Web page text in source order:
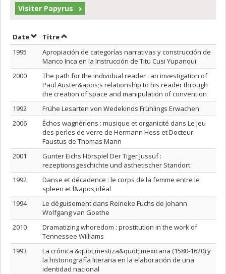
Visiter Papyrus
DateTrier par date en ordre croissant
TitreTrier par titre en ordre croissant
1995
Apropiación de categorías narrativas y construcción de
Manco Inca en la Instrucción de Titu Cusi Yupanqui
2000
The path for the individual reader : an investigation of
Paul Auster&apos;s relationship to his reader through
the creation of space and manipulation of convention
1992
Frühe Lesarten von Wedekinds Frühlings Erwachen
2006
Échos wagnériens : musique et organicité dans Le jeu
des perles de verre de Hermann Hess et Docteur
Faustus de Thomas Mann
2001
Gunter Eichs Hörspiel Der Tiger Jussuf :
rezeptionsgeschichte und ästhetischer Standort
1992
Danse et décadence : le corps de la femme entre le
spleen et l&apos;idéal
1994
Le déguisement dans Reineke Fuchs de Johann
Wolfgang van Goethe
2010
Dramatizing whoredom : prostitution in the work of
Tennessee Williams
1993
La crónica &quot;mestiza&quot; mexicana (1580-1620) y
la historiografía literaria en la elaboración de una
identidad nacional